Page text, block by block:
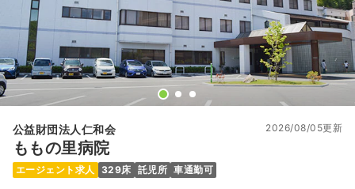
公益財団法人仁和会
ももの里病院
2026/08/05更新
エージェント求人 329床 託児所 車通勤可